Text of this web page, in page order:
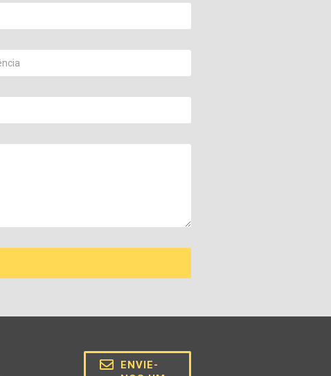
ENVIE-